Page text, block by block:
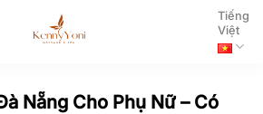
Tiếng
Việt
Nẵng Cho Phụ Nữ – Có